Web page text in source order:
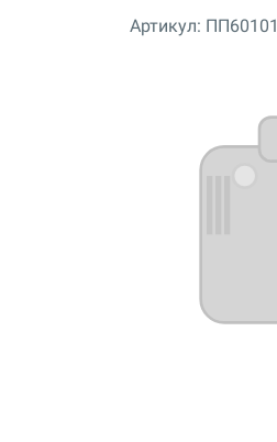
Артикул: ПП60101